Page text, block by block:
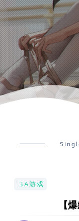
3A游戏
【